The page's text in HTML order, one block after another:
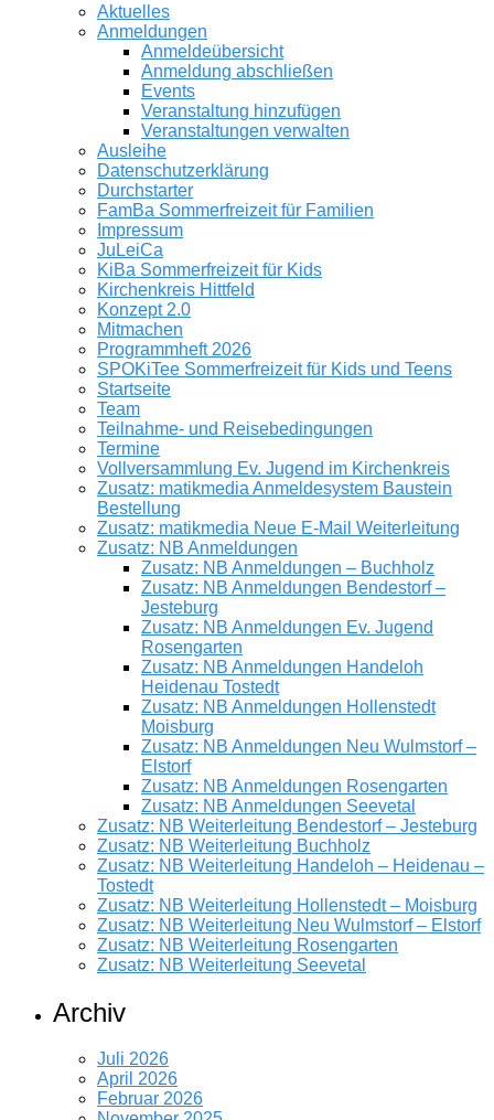
Aktuelles
Anmeldungen
Anmeldeübersicht
Anmeldung abschließen
Events
Veranstaltung hinzufügen
Veranstaltungen verwalten
Ausleihe
Datenschutzerklärung
Durchstarter
FamBa Sommerfreizeit für Familien
Impressum
JuLeiCa
KiBa Sommerfreizeit für Kids
Kirchenkreis Hittfeld
Konzept 2.0
Mitmachen
Programmheft 2026
SPOKiTee Sommerfreizeit für Kids und Teens
Startseite
Team
Teilnahme- und Reisebedingungen
Termine
Vollversammlung Ev. Jugend im Kirchenkreis
Zusatz: matikmedia Anmeldesystem Baustein
Bestellung
Zusatz: matikmedia Neue E-Mail Weiterleitung
Zusatz: NB Anmeldungen
Zusatz: NB Anmeldungen – Buchholz
Zusatz: NB Anmeldungen Bendestorf –
Jesteburg
Zusatz: NB Anmeldungen Ev. Jugend
Rosengarten
Zusatz: NB Anmeldungen Handeloh
Heidenau Tostedt
Zusatz: NB Anmeldungen Hollenstedt
Moisburg
Zusatz: NB Anmeldungen Neu Wulmstorf –
Elstorf
Zusatz: NB Anmeldungen Rosengarten
Zusatz: NB Anmeldungen Seevetal
Zusatz: NB Weiterleitung Bendestorf – Jesteburg
Zusatz: NB Weiterleitung Buchholz
Zusatz: NB Weiterleitung Handeloh – Heidenau –
Tostedt
Zusatz: NB Weiterleitung Hollenstedt – Moisburg
Zusatz: NB Weiterleitung Neu Wulmstorf – Elstorf
Zusatz: NB Weiterleitung Rosengarten
Zusatz: NB Weiterleitung Seevetal
Archiv
Juli 2026
April 2026
Februar 2026